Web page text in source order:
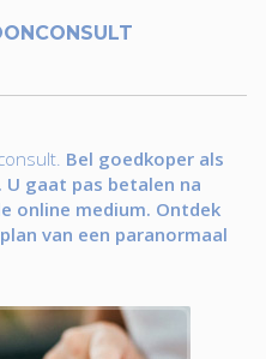
Bel goedkoper als
gaat pas betalen na
online medium. Ontdek
van een paranormaal